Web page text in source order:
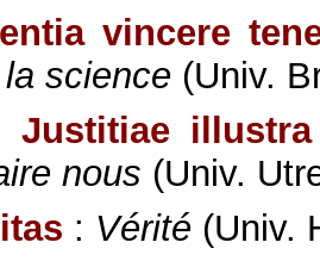
vincere
science (Univ.
Justitiae
nous (Univ.
: Vérité (Univ.